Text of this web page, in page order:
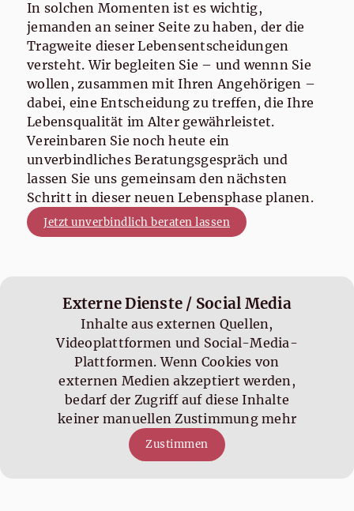
In solchen Momenten ist es wichtig,
jemanden an seiner Seite zu haben, der die
Tragweite dieser Lebensentscheidungen
versteht. Wir begleiten Sie – und wennn Sie
wollen, zusammen mit Ihren Angehörigen –
dabei, eine Entscheidung zu treffen, die Ihre
Lebensqualität im Alter gewährleistet.
Vereinbaren Sie noch heute ein
unverbindliches Beratungsgespräch und
lassen Sie uns gemeinsam den nächsten
Schritt in dieser neuen Lebensphase planen.
Jetzt unverbindlich beraten lassen
Externe Dienste / Social Media
Inhalte aus externen Quellen,
Videoplattformen und Social-Media-
Plattformen. Wenn Cookies von
externen Medien akzeptiert werden,
bedarf der Zugriff auf diese Inhalte
keiner manuellen Zustimmung mehr
Zustimmen